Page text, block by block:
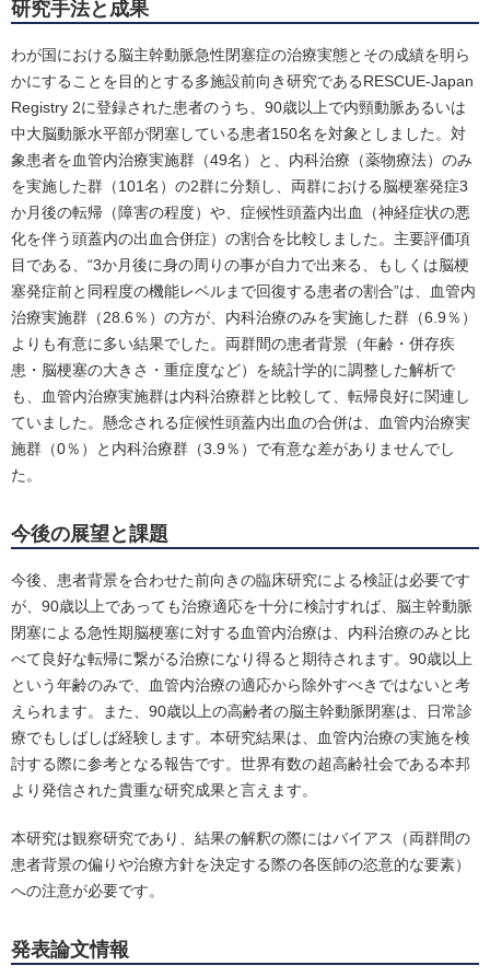
研究手法と成果
わが国における脳主幹動脈急性閉塞症の治療実態とその成績を明ら
かにすることを目的とする多施設前向き研究であるRESCUE-Japan
Registry 2に登録された患者のうち、90歳以上で内頸動脈あるいは
中大脳動脈水平部が閉塞している患者150名を対象としました。対
象患者を血管内治療実施群（49名）と、内科治療（薬物療法）のみ
を実施した群（101名）の2群に分類し、両群における脳梗塞発症3
か月後の転帰（障害の程度）や、症候性頭蓋内出血（神経症状の悪
化を伴う頭蓋内の出血合併症）の割合を比較しました。主要評価項
目である、“3か月後に身の周りの事が自力で出来る、もしくは脳梗
塞発症前と同程度の機能レベルまで回復する患者の割合”は、血管内
治療実施群（28.6％）の方が、内科治療のみを実施した群（6.9％）
よりも有意に多い結果でした。両群間の患者背景（年齢・併存疾
患・脳梗塞の大きさ・重症度など）を統計学的に調整した解析で
も、血管内治療実施群は内科治療群と比較して、転帰良好に関連し
ていました。懸念される症候性頭蓋内出血の合併は、血管内治療実
施群（0％）と内科治療群（3.9％）で有意な差がありませんでし
た。
今後の展望と課題
今後、患者背景を合わせた前向きの臨床研究による検証は必要です
が、90歳以上であっても治療適応を十分に検討すれば、脳主幹動脈
閉塞による急性期脳梗塞に対する血管内治療は、内科治療のみと比
べて良好な転帰に繋がる治療になり得ると期待されます。90歳以上
という年齢のみで、血管内治療の適応から除外すべきではないと考
えられます。また、90歳以上の高齢者の脳主幹動脈閉塞は、日常診
療でもしばしば経験します。本研究結果は、血管内治療の実施を検
討する際に参考となる報告です。世界有数の超高齢社会である本邦
より発信された貴重な研究成果と言えます。
本研究は観察研究であり、結果の解釈の際にはバイアス（両群間の
患者背景の偏りや治療方針を決定する際の各医師の恣意的な要素）
への注意が必要です。
発表論文情報